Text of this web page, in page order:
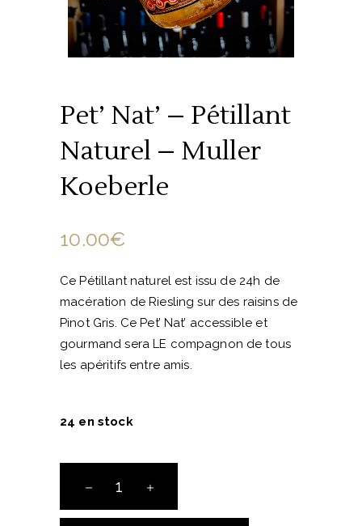
Pet’ Nat’ – Pétillant
Naturel – Muller
Koeberle
10.00€
Ce Pétillant naturel est issu de 24h de
macération de Riesling sur des raisins de
Pinot Gris. Ce Pet’ Nat’ accessible et
gourmand sera LE compagnon de tous
les apéritifs entre amis.
24 en stock
-